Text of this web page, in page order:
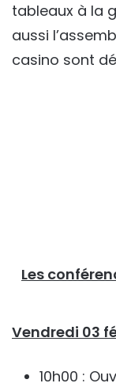
tableaux à la
aussi
casino sont
Les
Vendredi 03
10h00 :